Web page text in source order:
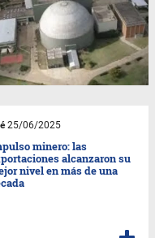
25/06/2025
minero: las
alcanzaron su
nivel en más de una